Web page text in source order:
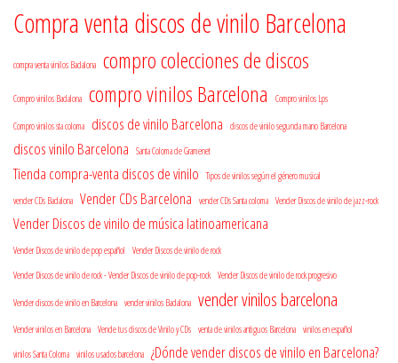
Compra venta discos de vinilo Barcelona
compra venta vinilos Badalona compro colecciones de discos
Compro vinilos Badalona compro vinilos Barcelona Compro vinilos Lps
Compro vinilos sta coloma discos de vinilo Barcelona discos de vinilo segunda mano Barcelona
discos vinilo Barcelona Santa Coloma de Gramenet
Tienda compra-venta discos de vinilo
Tipos de vinilos según el género musical
vender CDs Badalona Vender CDs Barcelona vender CDs Santa coloma Vender Discos de vinilo de jazz-rock
Vender Discos de vinilo de música latinoamericana
Vender Discos de vinilo de pop español
Vender Discos de vinilo de rock
Vender Discos de vinilo de rock - Vender Discos de vinilo de pop-rock Vender Discos de vinilo de rock progresivo
Vender discos de vinilo en Barcelona vender vinilos Badalona vender vinilos barcelona
Vender vinilos en Barcelona Vende tus discos de Vinilo y CDs venta de vinilos antiguos Barcelona vinilos en español
vinilos Santa Coloma vinilos usados barcelona ¿Dónde vender discos de vinilo en Barcelona?